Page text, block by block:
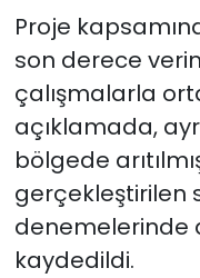
Proje
son derece
çalışmalarla
açıklamada,
bölgede
gerçekleştirilen
denemelerinde
kaydedildi.